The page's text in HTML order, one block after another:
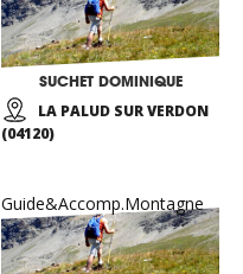
SUCHET DOMINIQUE
LA PALUD SUR VERDON
(04120)
Guide&Accomp.Montagne